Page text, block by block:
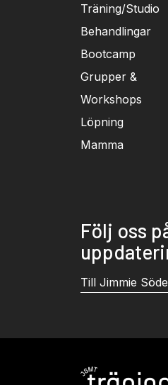
Träning/Studio
Behandlingar
Bootcamp
Grupper &
Workshops
Löpning
Mamma
Följ oss
Till Jimmie